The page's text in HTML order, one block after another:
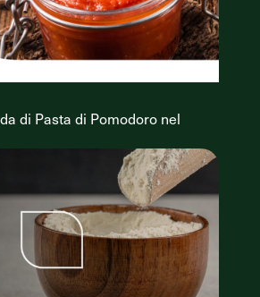
di Pasta di Pomodoro nel